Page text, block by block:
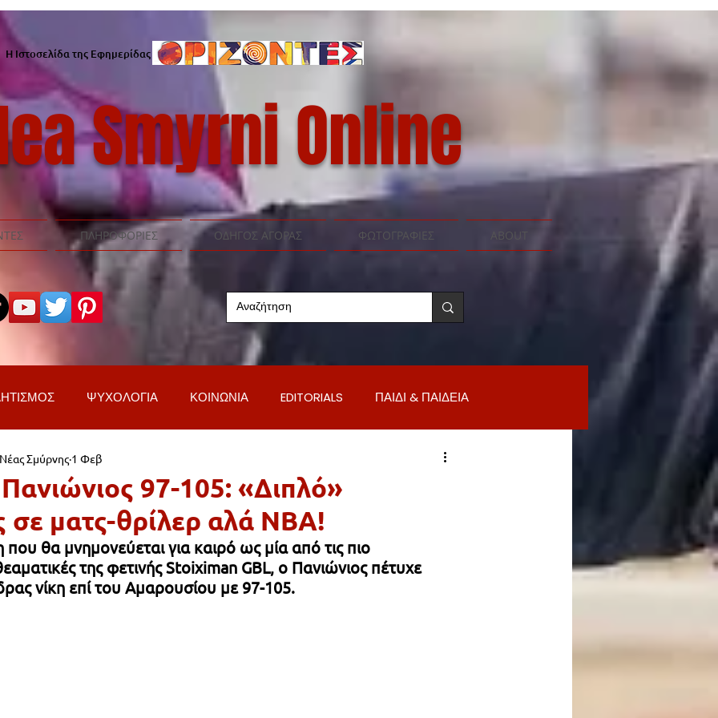
Η Ιστοσελίδα της Εφημερίδας
Smyrni Online
ΠΛΗΡΟΦΟΡΙΕΣ ΟΔΗΓΟΣ ΑΓΟΡΑΣ ΦΩΤΟΓΡΑΦΙΕΣ ABOUT
ΨΥΧΟΛΟΓΙΑ ΚΟΙΝΩΝΙΑ EDITORIALS ΠΑΙΔΙ & ΠΑΙΔΕΙΑ
& ΑΠΟΨΕΙΣ ΟΙΚΟΝΟΜΙΑ & ΑΓΟΡΑ
ΕΠΙΣΤΗΜΗ & ΤΕΧΝΟΛΟΓΙΑ ΦΥΣΗ & ΠΕΡΙΒΑΛΛΟΝ
& ΔΡΟΜΟΙ ΕΡΓΑ & ΥΠΟΔΟΜΕΣ
97-105: «Διπλό»
ματς-θρίλερ αλά NBA!
Σμύρνης 1 Φεβ
θα μνημονεύεται για καιρό ως μία από τις πιο
της φετινής Stoiximan GBL, ο Πανιώνιος πέτυχε
νίκη επί του Αμαρουσίου με 97-105.